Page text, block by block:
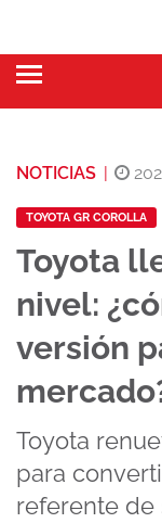
NOTICIAS |
TOYOTA GR COROLLA
Toyota
nivel:
versión
Toyota
para
referente de